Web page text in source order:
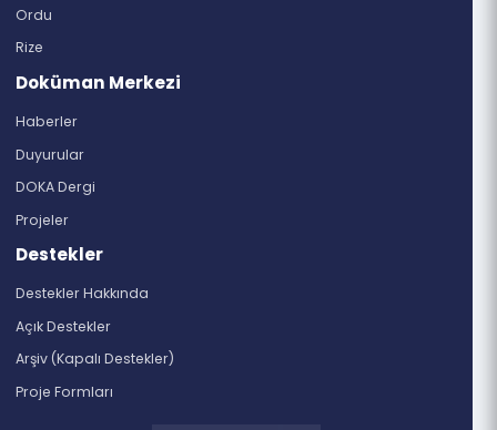
Destekler
Bölgemiz
Trabzon
Artvin
Giresun
Gümüşhane
Ordu
Rize
Doküman Merkezi
Haberler
Duyurular